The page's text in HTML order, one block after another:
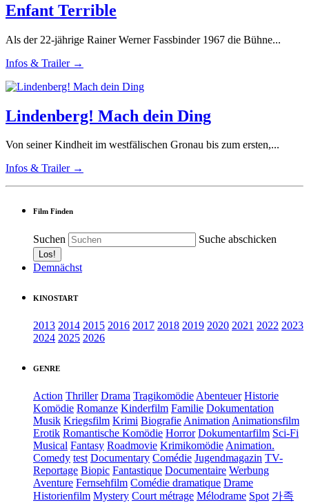
Enfant Terrible
Als der 22-jährige Rainer Werner Fassbinder 1967 die Bühne...
Infos & Trailer →
Lindenberg! Mach dein Ding
Von seiner Kindheit im westfälischen Gronau bis zum ersten,...
Infos & Trailer →
Film Finden
Suchen Suche abschicken
Demnächst
KINOSTART
2013 2014 2015 2016 2017 2018 2019 2020 2021 2022 2023
2024 2025 2026
GENRE
Action Thriller Drama Tragikomödie Abenteuer Historie
Komödie Romanze Kinderfilm Familie Dokumentation
Musik Kriegsfilm Krimi Biografie Animation Animationsfilm
Erotik Romantische Komödie Horror Dokumentarfilm Sci-Fi
Musical Fantasy Roadmovie Krimikomödie Animation.
Comedy test Documentary Comédie Jugendmagazin TV-
Reportage Biopic Fantastique Documentaire Werbung
Aventure Fernsehfilm Comédie dramatique Drame
Historienfilm Mystery Court métrage Mélodrame Spot 가족